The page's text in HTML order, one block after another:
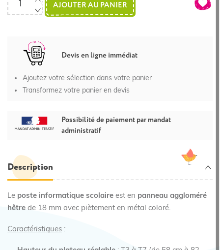
AJOUTER AU PANIER
Devis en ligne immédiat
Ajoutez votre sélection dans votre panier
Transformez votre panier en devis
Possibilité de paiement par mandat
administratif
Description
Le poste informatique scolaire est en panneau aggloméré
hêtre de 18 mm avec piètement en métal coloré.
Caractéristiques :